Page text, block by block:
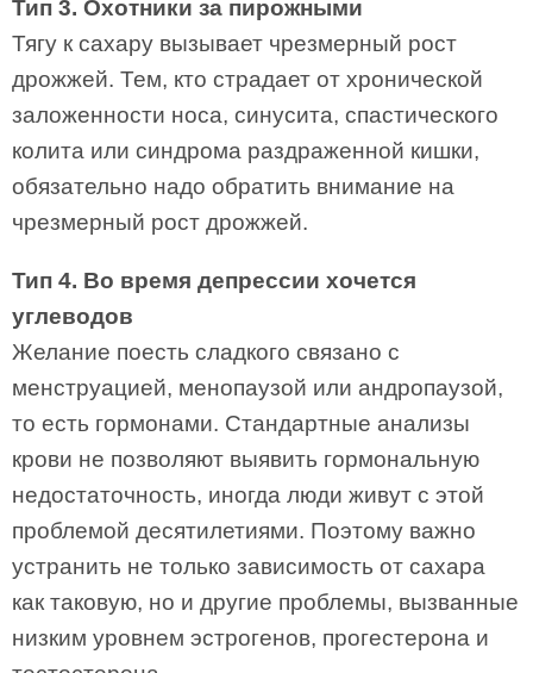
Тип 3. Охотники за пирожными
Тягу к сахару вызывает чрезмерный рост
дрожжей. Тем, кто страдает от хронической
заложенности носа, синусита, спастического
колита или синдрома раздраженной кишки,
обязательно надо обратить внимание на
чрезмерный рост дрожжей.
Тип 4. Во время депрессии хочется
углеводов
Желание поесть сладкого связано с
менструацией, менопаузой или андропаузой,
то есть гормонами. Стандартные анализы
крови не позволяют выявить гормональную
недостаточность, иногда люди живут с этой
проблемой десятилетиями. Поэтому важно
устранить не только зависимость от сахара
как таковую, но и другие проблемы, вызванные
низким уровнем эстрогенов, прогестерона и